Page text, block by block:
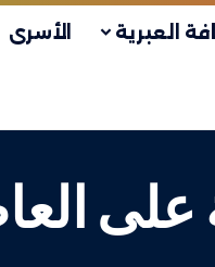
العبرية الأسرى
على